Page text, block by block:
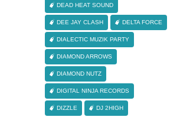
DEAD HEAT SOUND
DEE JAY CLASH DELTA FORCE
DIALECTIC MUZIK PARTY
DIAMOND ARROWS
DIAMOND NUTZ
DIGITAL NINJA RECORDS
DIZZLE DJ 2HIGH